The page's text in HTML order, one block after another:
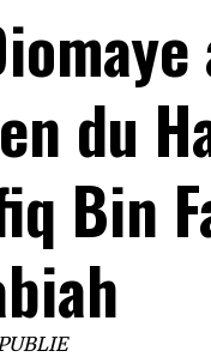
du
Bin
PUBLIE